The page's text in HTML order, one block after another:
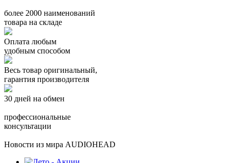
более 2000 наименований
товара на складе
Оплата любым
удобным способом
Весь товар оригинальный,
гарантия производителя
30 дней на обмен
профессиональные
консультации
Новости из мира AUDIOHEAD